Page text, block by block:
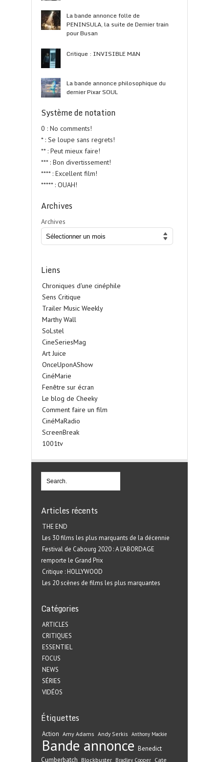
La bande annonce folle de
PENINSULA, la suite de Dernier train
pour Busan
Critique : INVISIBLE MAN
La bande annonce philosophique du
dernier Pixar SOUL
Système de notation
0 : No comments!
* : Se loupe sans regrets!
** : Peut mieux faire!
*** : Bon divertissement!
**** : Excellent film!
***** : OUAH!
Archives
Archives
Liens
Chroniques d'une cinéphile
Sens Critique
Trailer Music Weekly
Marthy Wall
SoLstel
CineSeriesMag
Art Juice
OnceUponAShow
CinéMarie
Fenêtre sur écran
Le blog de Cheeky
Comment faire un film
CinéMaRadio
ScreenBreak
1001tv
Articles récents
THE END
Les 30 films les plus marquants de la décennie
Festival de Cabourg 2020 : A L’ABORDAGE
remporte le Grand Prix
Critique : HOLLYWOOD
Les 20 scènes de films les plus marquantes
Catégories
ARTICLES
CRITIQUES
ESSENTIEL
FOCUS
NEWS
SÉRIES
VIDÉOS
Étiquettes
Action Amy Adams Andy Serkis Anthony Mackie
Bande annonce Benedict
Cumberbatch Blockbuster Bradley Cooper Cate